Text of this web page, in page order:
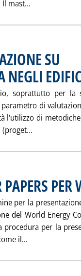
mast...
SU
NEGLI
soprattutto per la
di
l'utilizzo di
PER
per la
del World Energy
per la
il...